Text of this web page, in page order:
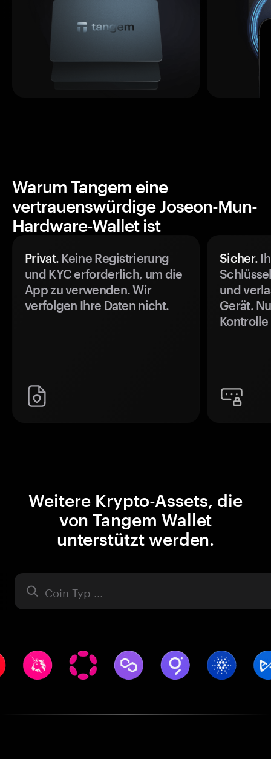
Warum Tangem eine
vertrauenswürdige Joseon-Mun-
Hardware-Wallet ist
Privat. Keine Registrierung
und KYC erforderlich, um die
App zu verwenden. Wir
verfolgen Ihre Daten nicht.
Sicher.
und
Gerät.
Weitere Krypto-Assets, die
von Tangem Wallet
unterstützt werden.
Asset